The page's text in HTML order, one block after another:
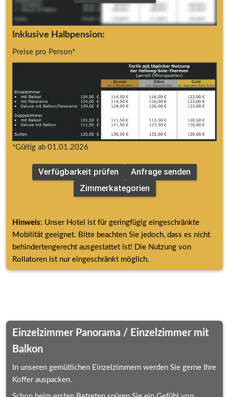
Inklusive Halbpension:
Preise pro Person*
*Gültig ab 01.01.2026
Verfügbarkeit prüfen
Anfrage senden
Zimmerkategorien
Hinweis: Unser Hotel ist für geringfügig eingeschränkte
Mobilität geeignet. Bitte beachten Sie jedoch, dass es nicht
behindertengerecht ausgestattet ist! Die Nutzung von
Rollatoren ist nur eingeschränkt möglich.
Einzelzimmer Panorama / Einzelzimmer mit
Balkon
In unseren gemütlichen Einzelzimmern werden Sie gerne Ihre
Koffer auspacken.